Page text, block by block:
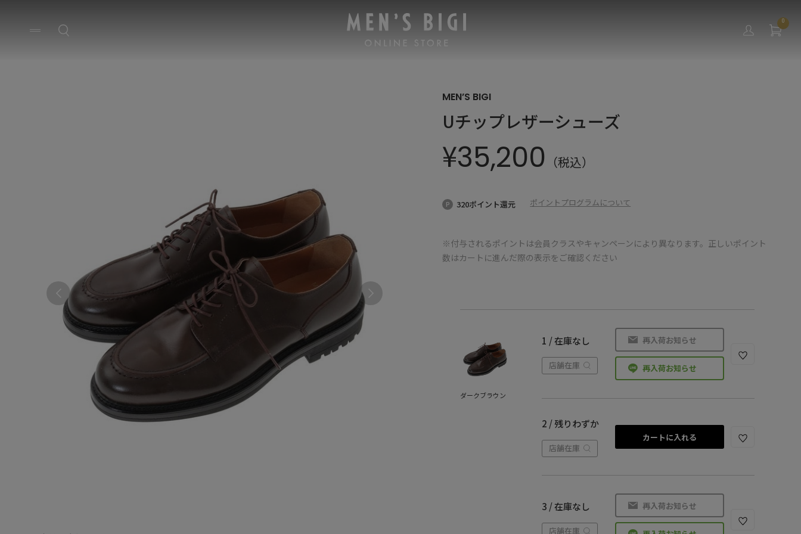
0
MEN’S BIGI
Uチップレザーシューズ
¥35,200 （税込）
320ポイント還元 ポイントプログラムについて
※付与されるポイントは会員クラスやキャンペーンにより異なります。正しいポイント
数はカートに進んだ際の表示をご確認ください
ダークブラウン
1 / 在庫なし
店舗在庫
再入荷お知らせ
再入荷お知らせ
2 / 残りわずか
店舗在庫
カートに入れる
3 / 在庫なし
店舗在庫
再入荷お知らせ